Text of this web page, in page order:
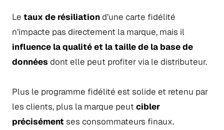
Le taux de résiliationd’une carte fidélité
n’impacte pas directement la marque, mais il
influence la qualité et la taille de la base de
données dont elle peut profiter via le distributeur.
Plus le programme fidélité est solide et retenu par
les clients, plus la marque peut cibler
précisémentses consommateurs finaux.